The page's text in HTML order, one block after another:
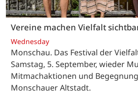
Vereine machen Vielfalt
Wednesday
Monschau. Das Festival der
Samstag, 5. September, wieder
Mitmachaktionen und
Monschauer Altstadt.